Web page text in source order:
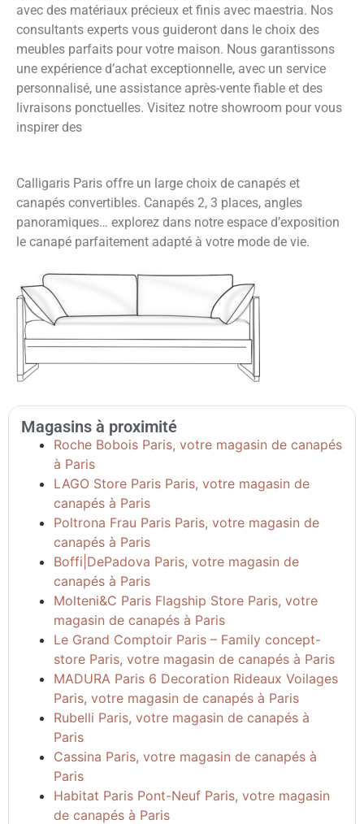
avec des matériaux précieux et finis avec maestria. Nos
consultants experts vous guideront dans le choix des
meubles parfaits pour votre maison. Nous garantissons
une expérience d’achat exceptionnelle, avec un service
personnalisé, une assistance après-vente fiable et des
livraisons ponctuelles. Visitez notre showroom pour vous
inspirer des
Calligaris Paris offre un large choix de canapés et
canapés convertibles. Canapés 2, 3 places, angles
panoramiques… explorez dans notre espace d’exposition
le canapé parfaitement adapté à votre mode de vie.
Magasins à proximité
Roche Bobois Paris, votre magasin de canapés
à Paris
LAGO Store Paris Paris, votre magasin de
canapés à Paris
Poltrona Frau Paris Paris, votre magasin de
canapés à Paris
Boffi|DePadova Paris, votre magasin de
canapés à Paris
Molteni&C Paris Flagship Store Paris, votre
magasin de canapés à Paris
Le Grand Comptoir Paris – Family concept-
store Paris, votre magasin de canapés à Paris
MADURA Paris 6 Decoration Rideaux Voilages
Paris, votre magasin de canapés à Paris
Rubelli Paris, votre magasin de canapés à
Paris
Cassina Paris, votre magasin de canapés à
Paris
Habitat Paris Pont-Neuf Paris, votre magasin
de canapés à Paris